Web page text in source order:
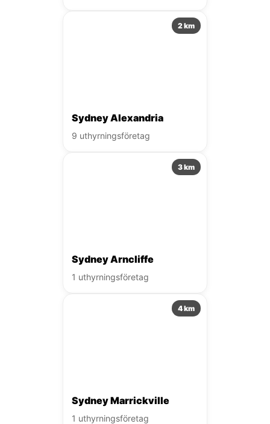
2 km
Sydney Alexandria
9 uthyrningsföretag
3 km
Sydney Arncliffe
1 uthyrningsföretag
4 km
Sydney Marrickville
1 uthyrningsföretag